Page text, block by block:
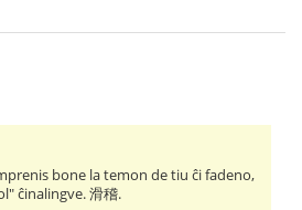
bone la temon de tiu ĉi fadeno,
ĉinalingve. 滑稽.